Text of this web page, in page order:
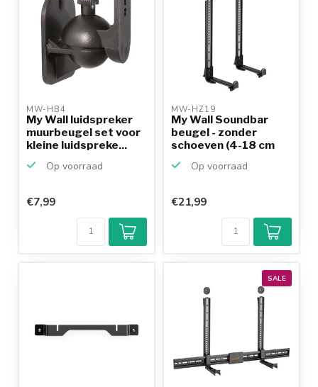
MW-HB4
My Wall luidspreker
muurbeugel set voor
kleine luidspreke...
Op voorraad
€7,99
MW-HZ19
My Wall Soundbar
beugel - zonder
schoeven (4-18 cm
Op voorraad
€21,99
SALE